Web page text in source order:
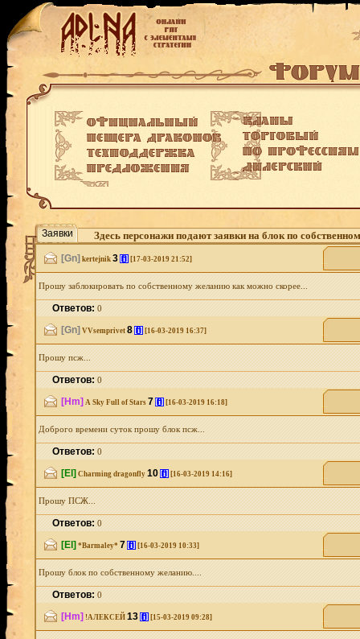
Заявки Здесь персонажи подают заявки на блок по
[Gn] kertejnik 3 [i] [17-03-2019 21:52]
Прошу заблокировать по собственному желанию как можно скорее...
Ответов:0
[Gn] VVsemprivet 8 [i] [16-03-2019 16:37]
Прошу псж...
Ответов:0
[Hm] A Sky Full of Stars 7 [i] [16-03-2019 16:18]
Доброго времени суток прошу блок псж...
Ответов:0
[El] Charming dragonfly 10 [i] [16-03-2019 14:16]
Прошу ПСЖ...
Ответов:0
[El] *Barmaley* 7 [i] [16-03-2019 10:33]
Прошу блок по собственному желанию....
Ответов:0
[Hm] !АЛЕКСЕЙ 13 [i] [15-03-2019 09:28]